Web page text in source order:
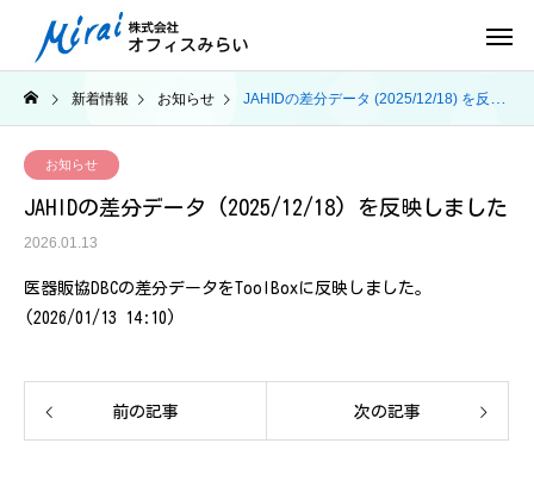
新着情報 お知らせ JAHIDの差分データ (2025/12/18) を反映しました
お知らせ
JAHIDの差分データ (2025/12/18) を反映しました
2026.01.13
医器販協DBCの差分データをToolBoxに反映しました。
(2026/01/13 14:10)
前の記事 次の記事